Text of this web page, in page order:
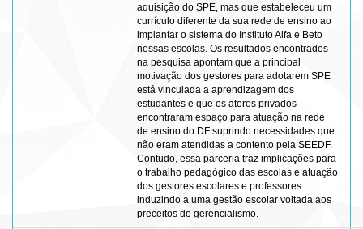
aquisição do SPE, mas que estabeleceu um
currículo diferente da sua rede de ensino ao
implantar o sistema do Instituto Alfa e Beto
nessas escolas. Os resultados encontrados
na pesquisa apontam que a principal
motivação dos gestores para adotarem SPE
está vinculada a aprendizagem dos
estudantes e que os atores privados
encontraram espaço para atuação na rede
de ensino do DF suprindo necessidades que
não eram atendidas a contento pela SEEDF.
Contudo, essa parceria traz implicações para
o trabalho pedagógico das escolas e atuação
dos gestores escolares e professores
induzindo a uma gestão escolar voltada aos
preceitos do gerencialismo.